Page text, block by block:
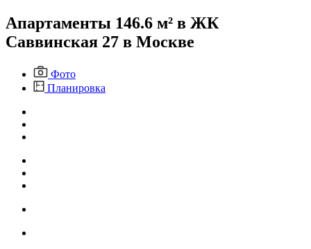
Апартаменты 146.6 м² в ЖК
Саввинская 27 в Москве
Фото
Планировка